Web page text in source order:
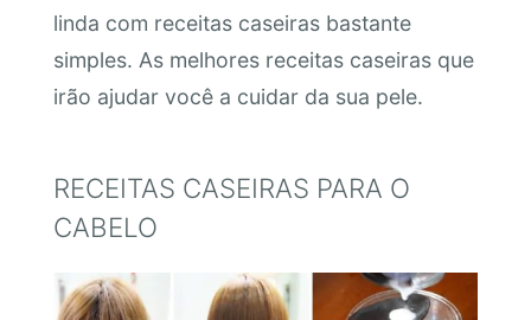
linda com receitas caseiras bastante
simples. As melhores receitas caseiras que
irão ajudar você a cuidar da sua pele.
RECEITAS CASEIRAS PARA O
CABELO